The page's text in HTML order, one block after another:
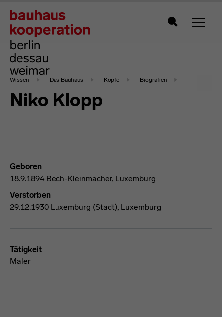
Zeigt
Wissen Das Bauhaus Köpfe Biografien
Niko Klopp
Geboren
18.9.1894 Bech-Kleinmacher, Luxemburg
Verstorben
29.12.1930 Luxemburg (Stadt), Luxemburg
Tätigkeit
Maler